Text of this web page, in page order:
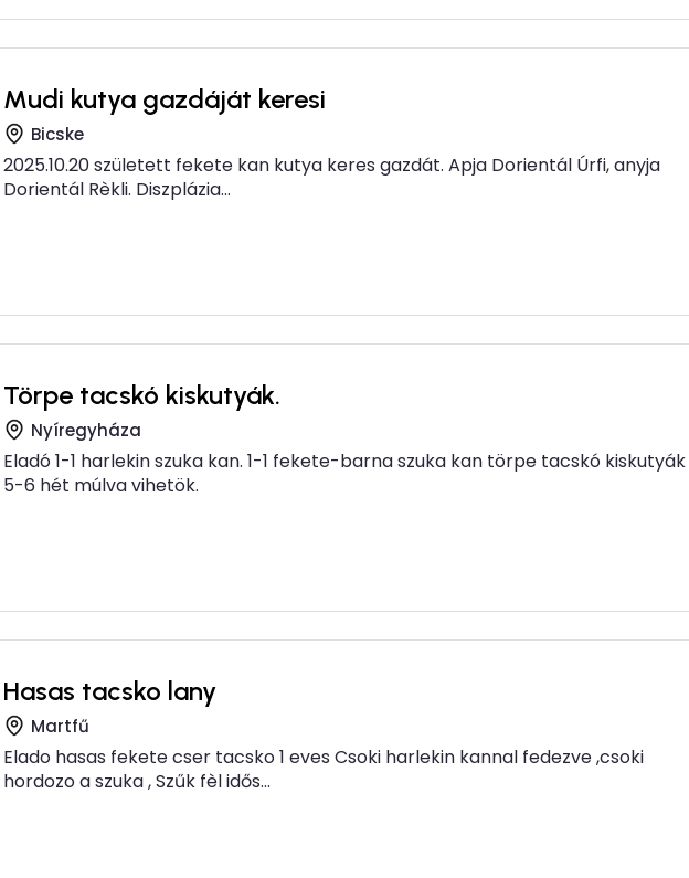
Mudi kutya gazdáját keresi
Bicske
2025.10.20 született fekete kan kutya keres gazdát. Apja Dorientál Úrfi, anyja
Dorientál Rèkli. Diszplázia...
Törpe tacskó kiskutyák.
Nyíregyháza
Eladó 1-1 harlekin szuka kan. 1-1 fekete-barna szuka kan törpe tacskó kiskutyák
5-6 hét múlva vihetök.
Hasas tacsko lany
Martfű
Elado hasas fekete cser tacsko 1 eves Csoki harlekin kannal fedezve ,csoki
hordozo a szuka , Szűk fèl idős...